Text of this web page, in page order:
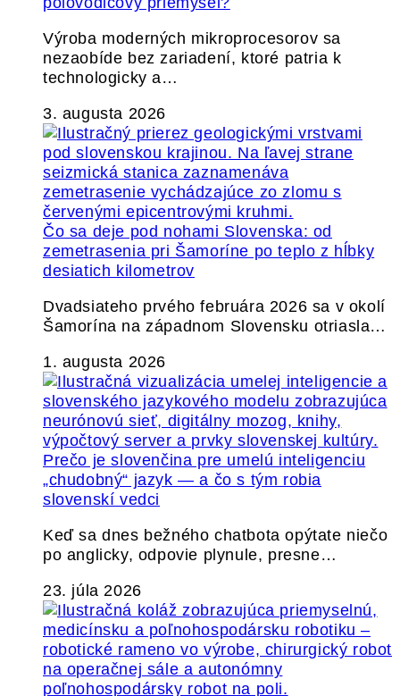
Výroba moderných mikroprocesorov sa
nezaobíde bez zariadení, ktoré patria k
technologicky a…
3. augusta 2026
Čo sa deje pod nohami Slovenska: od
zemetrasenia pri Šamoríne po teplo z hĺbky
desiatich kilometrov
Dvadsiateho prvého februára 2026 sa v okolí
Šamorína na západnom Slovensku otriasla…
1. augusta 2026
Prečo je slovenčina pre umelú inteligenciu
„chudobný“ jazyk — a čo s tým robia
slovenskí vedci
Keď sa dnes bežného chatbota opýtate niečo
po anglicky, odpovie plynule, presne…
23. júla 2026